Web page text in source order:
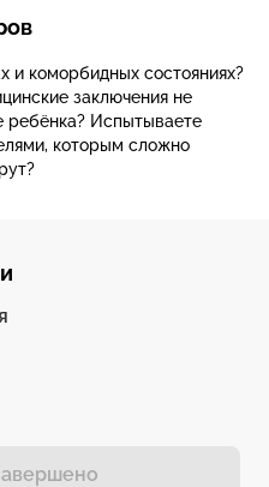
и коморбидных состояниях?
заключения не
ребёнка? Испытываете
которым сложно